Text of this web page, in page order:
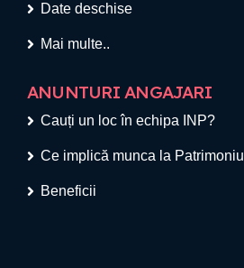
Date deschise
Mai multe..
ANUNTURI ANGAJARI
Cauți un loc în echipa INP?
Ce implică munca la Patrimoniu
Beneficii